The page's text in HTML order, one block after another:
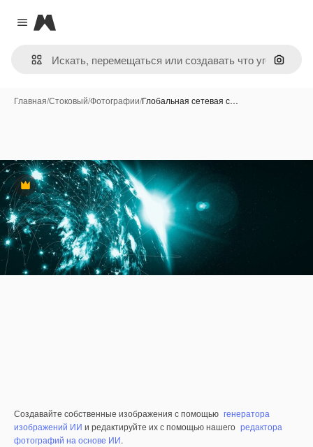
Close menu
Magnific
Поиск
Главная/Стоковый/Фотографии/Глобальная сетевая с…
Премиум
Создавайте собственные изображения с помощью генератора
изображений ИИ и редактируйте их с помощью нашего редактора
фотографий на основе ИИ.